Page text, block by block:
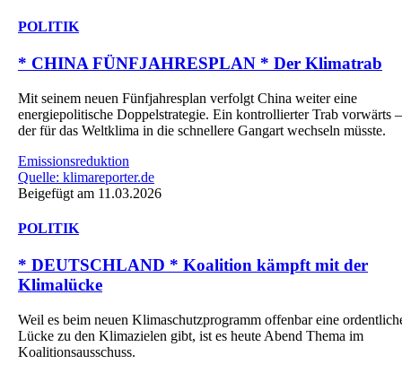
POLITIK
* CHINA FÜNFJAHRESPLAN * Der Klimatrab
Mit seinem neuen Fünfjahresplan verfolgt China weiter eine
energiepolitische Doppelstrategie. Ein kontrollierter Trab vorwärts –
der für das Weltklima in die schnellere Gangart wechseln müsste.
Emissionsreduktion
Quelle: klimareporter.de
Beigefügt am 11.03.2026
POLITIK
* DEUTSCHLAND * Koalition kämpft mit der
Klimalücke
Weil es beim neuen Klimaschutzprogramm offenbar eine
Lücke zu den Klimazielen gibt, ist es heute Abend Thema im
Koalitionsausschuss.